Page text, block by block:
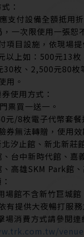
：
支付設備全額抵用
一次限使用一張恕
項目設施，依現場提
以上如：500元13
30枚、2,500元80枚
用。
使用方式：
票買一送一。
元/8枚電子代幣套
券無法轉贈，使用效
汐止館、新北新莊
台中新時代館、嘉
高雄SKM Park館
場館不含新竹巨城館
有提供大夜暢打服務
場消費方式請參閱連